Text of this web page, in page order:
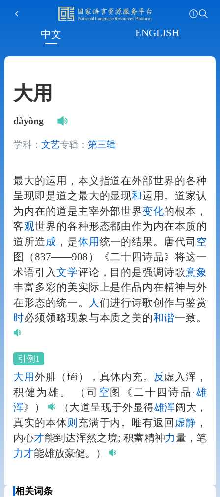
中文 ENGLISH
大用
dàyòng
学科： 文艺专辑： 第三辑
最大的运用，本义指道在外部世界的各种
呈现即是道之最大的显现和运用。道家认
为内在的道是主宰外部世界变化的根本，
客观世界的各种形态都由作为内在本质的
道所造成 ，是体用统一的结果。唐代司 空
图（837——908）《二十四诗品》将这一
术语引入 文学评论，目的是强调诗歌意象
丰富多彩的美实际上是作品内在精神与外
在形态的统一。
人 们进行诗歌创作与鉴赏
时必须领略现象与本质之美的和谐一致。
引例1
大用外腓（féi），真体内充。 反 虚入浑，
积健为雄。
（司 空 图《二十四诗品· 雄
浑》） （大道呈现于外显得雄浑阔大，
真实的本体则 充满于内。唯有返回 虚静 ，
内心才能到达浑然之境; 积蓄精神力量，笔
力才能雄放豪健。）
相关词条